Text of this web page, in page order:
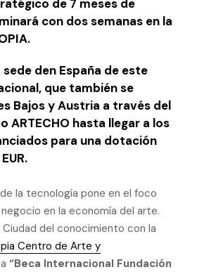
de 7 meses de
con dos semanas en la
den España de este
que también se
Bajos y Austria a través del
ARTECHO hasta llegar a los
para una dotación
la tecnología pone en el foco
en la economía del arte.
Ciudad del conocimiento con la
Centro de Arte y
“Beca Internacional Fundación